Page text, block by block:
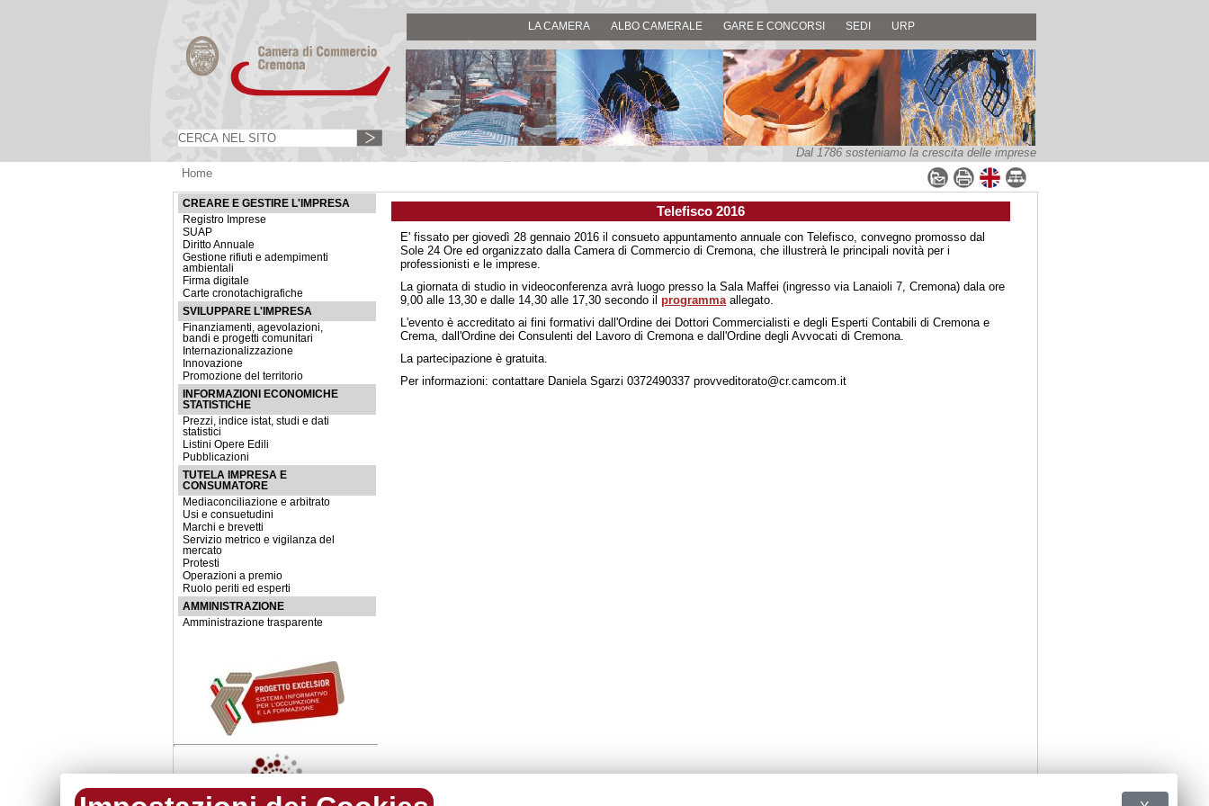
LA CAMERA ALBO CAMERALE GARE E CONCORSI SEDI URP
Dal 1786 sosteniamo la crescita delle imprese
Home
CREARE E GESTIRE L'IMPRESA
Registro Imprese
SUAP
Diritto Annuale
Gestione rifiuti e adempimenti
ambientali
Firma digitale
Carte cronotachigrafiche
SVILUPPARE L'IMPRESA
Finanziamenti, agevolazioni,
bandi e progetti comunitari
Internazionalizzazione
Innovazione
Promozione del territorio
INFORMAZIONI ECONOMICHE
STATISTICHE
Prezzi, indice istat, studi e dati
statistici
Listini Opere Edili
Pubblicazioni
TUTELA IMPRESA E
CONSUMATORE
Mediaconciliazione e arbitrato
Usi e consuetudini
Marchi e brevetti
Servizio metrico e vigilanza del
mercato
Protesti
Operazioni a premio
Ruolo periti ed esperti
AMMINISTRAZIONE
Amministrazione trasparente
Telefisco 2016
E' fissato per giovedì 28 gennaio 2016 il consueto appuntamento annuale con Telefisco, convegno promosso dal
Sole 24 Ore ed organizzato dalla Camera di Commercio di Cremona, che illustrerà le principali novità per i
professionisti e le imprese.
La giornata di studio in videoconferenza avrà luogo presso la Sala Maffei (ingresso via Lanaioli 7, Cremona) dala ore
9,00 alle 13,30 e dalle 14,30 alle 17,30 secondo ilprogrammaallegato.
L'evento è accreditato ai fini formativi dall'Ordine dei Dottori Commercialisti e degli Esperti Contabili di Cremona e
Crema, dall'Ordine dei Consulenti del Lavoro di Cremona e dall'Ordine degli Avvocati di Cremona.
La partecipazione è gratuita.
Per informazioni: contattare Daniela Sgarzi 0372490337 provveditorato@cr.camcom.it